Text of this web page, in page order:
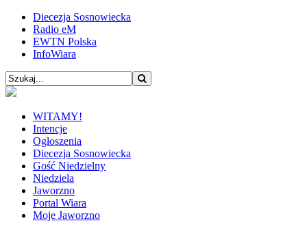
Diecezja Sosnowiecka
Radio eM
EWTN Polska
InfoWiara
WITAMY!
Intencje
Ogłoszenia
Diecezja Sosnowiecka
Gość Niedzielny
Niedziela
Jaworzno
Portal Wiara
Moje Jaworzno